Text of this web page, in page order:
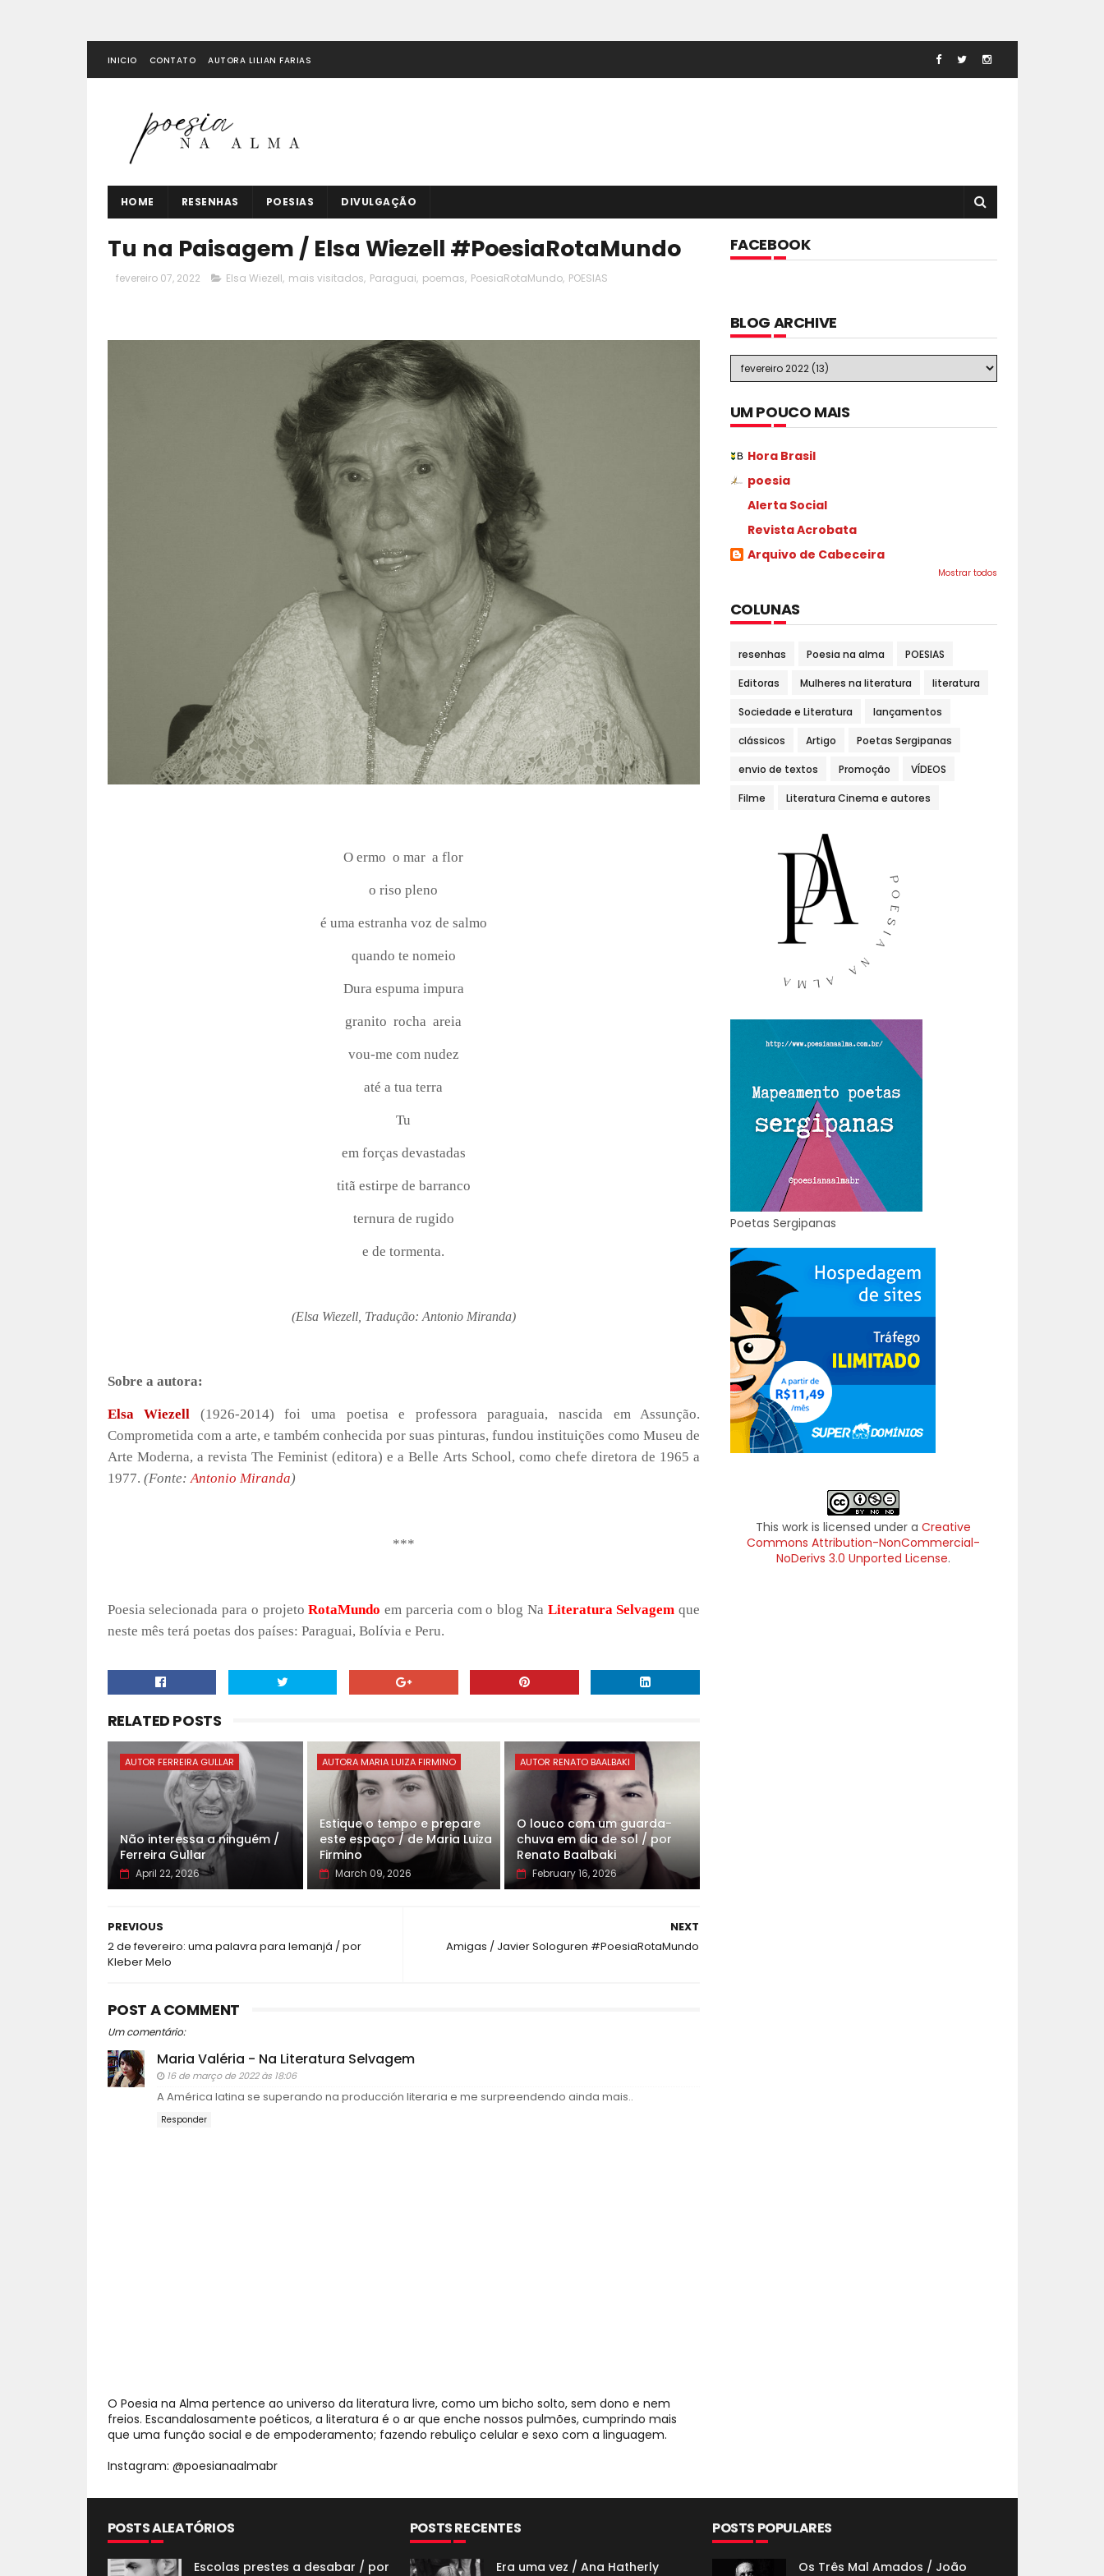
INICIO CONTATO AUTORA LILIAN FARIAS
HOME RESENHAS POESIAS DIVULGAÇÃO
Tu na Paisagem / Elsa Wiezell #PoesiaRotaMundo
fevereiro 07, 2022 Elsa Wiezell, mais visitados, Paraguai, poemas, PoesiaRotaMundo, POESIAS
O ermo o mar a flor
o riso pleno
é uma estranha voz de salmo
quando te nomeio
Dura espuma impura
granito rocha areia
vou-me com nudez
até a tua terra
Tu
em forças devastadas
titã estirpe de barranco
ternura de rugido
e de tormenta.
(Elsa Wiezell, Tradução: Antonio Miranda)
Sobre a autora:
Elsa Wiezell (1926-2014) foi uma poetisa e professora paraguaia, nascida em Assunção.
Comprometida com a arte, e também conhecida por suas pinturas, fundou instituições como Museu de
Arte Moderna, a revista The Feminist (editora) e a Belle Arts School, como chefe diretora de 1965 a
1977. (Fonte:Antonio Miranda)
***
Poesia selecionada para o projetoRotaMundo em parceria com o blog Na Literatura Selvagem que
neste mês terá poetas dos países: Paraguai, Bolívia e Peru.
RELATED POSTS
AUTOR FERREIRA GULLAR
Não interessa a ninguém /
Ferreira Gullar
April 22, 2026
AUTORA MARIA LUIZA FIRMINO
Estique o tempo e prepare
este espaço / de Maria Luiza
Firmino
March 09, 2026
AUTOR RENATO BAALBAKI
O louco com um guarda-
chuva em dia de sol / por
Renato Baalbaki
February 16, 2026
NEXT
Amigas / Javier Sologuren #PoesiaRotaMundo
PREVIOUS
2 de fevereiro: uma palavra para Iemanjá / por
Kleber Melo
POST A COMMENT
Um comentário:
Maria Valéria - Na Literatura Selvagem
16 de março de 2022 às 18:06
A América latina se superando na producción literaria e me surpreendendo ainda mais..
Responder
O Poesia na Alma pertence ao universo da literatura livre, como um bicho solto, sem dono e nem
freios. Escandalosamente poéticos, a literatura é o ar que enche nossos pulmões, cumprindo mais
que uma função social e de empoderamento; fazendo rebuliço celular e sexo com a linguagem.
Instagram: @poesianaalmabr
FACEBOOK
BLOG ARCHIVE
UM POUCO MAIS
Hora Brasil
poesia
Alerta Social
Revista Acrobata
Arquivo de Cabeceira
Mostrar todos
COLUNAS
resenhas Poesia na alma POESIAS
Editoras Mulheres na literatura literatura
Sociedade e Literatura lançamentos
clássicos Artigo Poetas Sergipanas
envio de textos Promoção VÍDEOS
Filme Literatura Cinema e autores
Poetas Sergipanas
This work is licensed under aCreative
Commons Attribution-NonCommercial-
NoDerivs 3.0 Unported License.
POSTS ALEATÓRIOS
Escolas prestes a desabar / por
POSTS RECENTES
Era uma vez / Ana Hatherly
POSTS POPULARES
Os Três Mal Amados / João